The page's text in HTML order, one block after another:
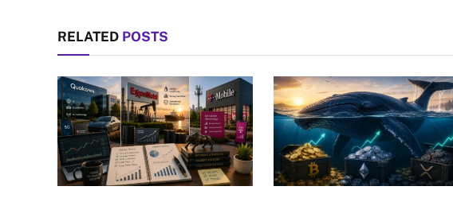
RELATED POSTS